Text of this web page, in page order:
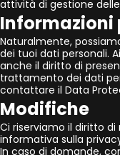
attività di gestione
Naturalmente,
dei tuoi dati personali.
anche il diritto di
trattamento dei dati
contattare il Data
Modifiche
Ci riserviamo il diritto
informativa sulla
In caso di domande,